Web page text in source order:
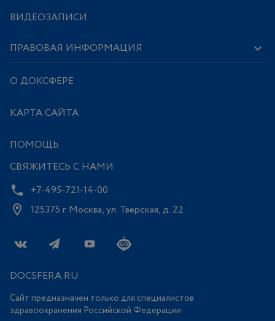
ВИДЕОЗАПИСИ
ПРАВОВАЯ ИНФОРМАЦИЯ
О ДОКСФЕРЕ
КАРТА САЙТА
ПОМОЩЬ
СВЯЖИТЕСЬ С НАМИ
+7-495-721-14-00
125375 г. Москва, ул. Тверская, д. 22
DOCSFERA.RU
Сайт предназначен только для специалистов
здравоохранения Российской Федерации